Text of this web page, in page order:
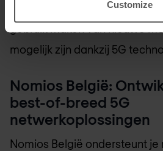
Customize
andere Smart Cities en IoT
mogelijk zijn dankzij 5G
Nomios België:
best-of-breed 5G
netwerkoplossingen
Nomios België ondersteunt je